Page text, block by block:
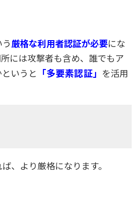
厳格な利用者認証が必要にな
には攻撃者も含め、誰でもア
いうと 「多要素認証」 を活用
、より厳格になります。